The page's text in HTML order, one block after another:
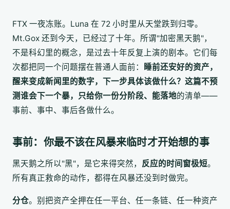
FTX 一夜冻账。Luna 在 72 小时里从天堂跌到归零。
Mt.Gox 还到今天，已经过了十年。所谓"加密黑天鹅"，
不是科幻里的概念，是过去十年反复上演的剧本。它们每
次都把同一个问题摆在普通人面前：
睡前还安好的资产，
醒来变成新闻里的数字，下一步具体该做什么？ 这篇不预
测谁会下一个暴，只给你一份分阶段、能落地的清单——
事前、事中、事后各做什么。
事前：你最不该在风暴来临时才开始想的事
黑天鹅之所以"黑"，是它来得突然， 反应的时间窗极短。
所有真正救命的动作，都得在风暴还没到时做完。
分仓。别把资产全押在任一平台、任一条链、任一种资产